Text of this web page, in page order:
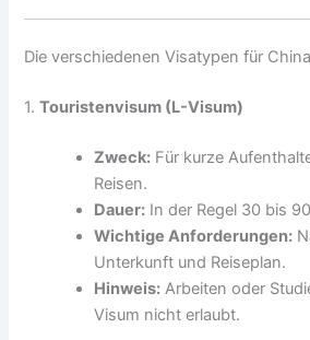
Die verschiedenen Visatypen für China
1.Touristenvisum (L-Visum)
Zweck: Für kurze
Reisen.
Dauer: In der Regel 30 bis
Wichtige Anforderungen:
Unterkunft und Reiseplan.
Hinweis: Arbeiten oder
Visum nicht erlaubt.